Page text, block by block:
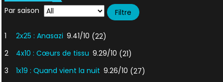
Par saison
1 2x25 : Anasazi 9.41/10 (22)
2
4x10 : Cœurs de tissu 9.29/10 (21)
3
1x19 : Quand vient la nuit 9.26/10 (27)